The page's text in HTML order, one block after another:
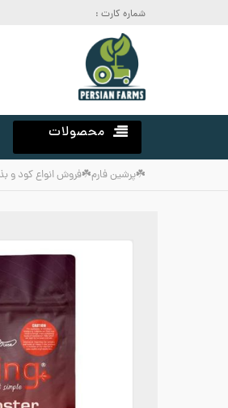
شماره کارت :
محصولات
☘️پرشین فارم☘️فروش انواع کود و